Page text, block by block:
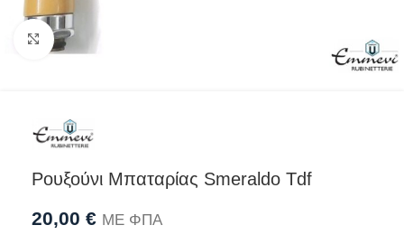
Προβολή
Ρουξούνι Μπαταρίας Smeraldo Tdf
20,00 € ΜΕ ΦΠΑ